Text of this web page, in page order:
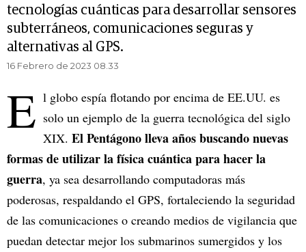
tecnologías cuánticas para desarrollar sensores
subterráneos, comunicaciones seguras y
alternativas al GPS.
16 Febrero de 2023 08.33
E l globo espía flotando por encima de EE.UU. es
solo un ejemplo de la guerra tecnológica del siglo
XIX. El Pentágono lleva años buscando nuevas
formas de utilizar la física cuántica para hacer la
guerra, ya sea desarrollando computadoras más
poderosas, respaldando el GPS, fortaleciendo la seguridad
de las comunicaciones o creando medios de vigilancia que
puedan detectar mejor los submarinos sumergidos y los